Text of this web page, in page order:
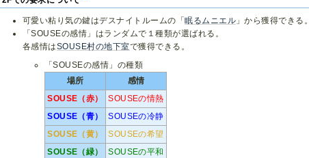
可愛い粘り気の鍵はデスナイトルームの「眠るムニエル 」から獲得できる。
「SOUSEの感情」はランダムで１種類が選ばれる。
各感情はSOUSE村の地下室で獲得できる。
「SOUSEの感情」の種類
場所
感情
SOUSE（赤）
SOUSEの情熱
SOUSE（青）
SOUSEの冷静
SOUSE（黄）
SOUSEの希望
SOUSE（緑）
SOUSEの平和